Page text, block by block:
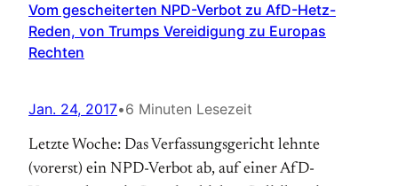
Vom gescheiterten NPD-Verbot zu AfD-Hetz-
Reden, von Trumps Vereidigung zu Europas
Rechten
Jan. 24, 2017•6 Minuten Lesezeit
Letzte Woche: Das Verfassungsgericht lehnte
(vorerst) ein NPD-Verbot ab, auf einer AfD-